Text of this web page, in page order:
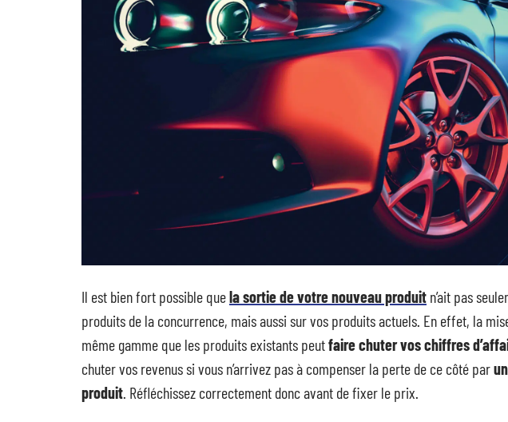
Il est bien fort possible quela sortie de votre nouveau produit n’ait pas
produits de la concurrence, mais aussi sur vos produits actuels. En effet, la
même gamme que les produits existants peutfaire chuter vos chiffres
chuter vos revenus si vous n’arrivez pas à compenser la perte de ce côté par
produit . Réfléchissez correctement donc avant de fixer le prix.